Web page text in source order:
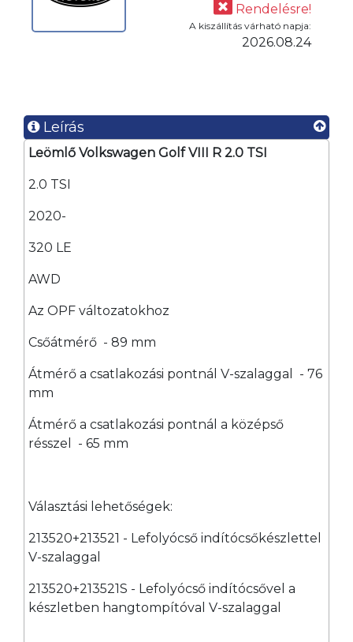
Rendelésre!
A kiszállítás várható napja:
2026.08.24
Leírás
Leömlő Volkswagen Golf VIII R 2.0 TSI
2.0 TSI
2020-
320 LE
AWD
Az OPF változatokhoz
Csőátmérő - 89 mm
Átmérő a csatlakozási pontnál V-szalaggal - 76
mm
Átmérő a csatlakozási pontnál a középső
résszel - 65 mm
Választási lehetőségek:
213520+213521 - Lefolyócső indítócsőkészlettel
V-szalaggal
213520+213521S - Lefolyócső indítócsővel a
készletben hangtompítóval V-szalaggal